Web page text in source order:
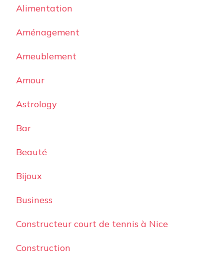
Alimentation
Aménagement
Ameublement
Amour
Astrology
Bar
Beauté
Bijoux
Business
Constructeur court de tennis à Nice
Construction